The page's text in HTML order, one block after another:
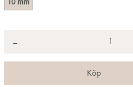
10 mm
−